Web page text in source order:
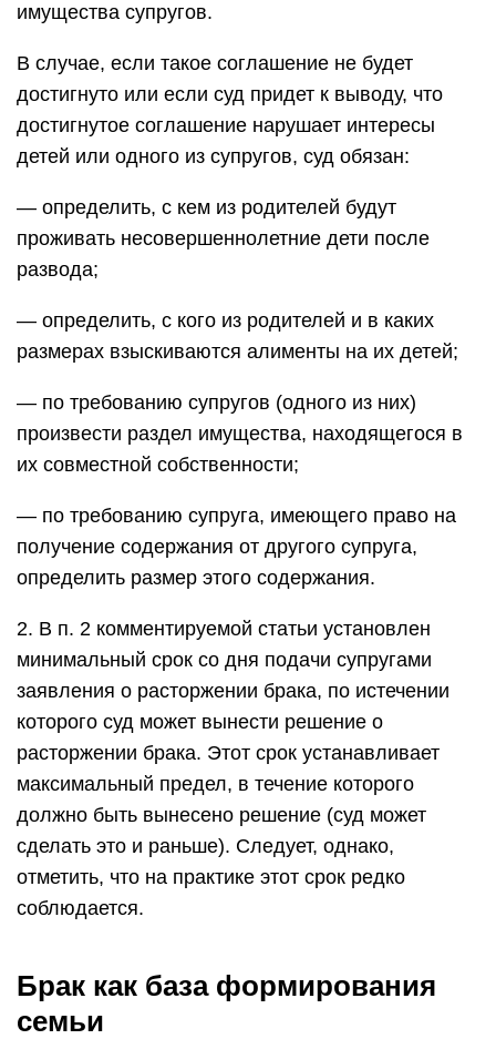
имущества супругов.
В случае, если такое соглашение не будет
достигнуто или если суд придет к выводу, что
достигнутое соглашение нарушает интересы
детей или одного из супругов, суд обязан:
— определить, с кем из родителей будут
проживать несовершеннолетние дети после
развода;
— определить, с кого из родителей и в каких
размерах взыскиваются алименты на их детей;
— по требованию супругов (одного из них)
произвести раздел имущества, находящегося в
их совместной собственности;
— по требованию супруга, имеющего право на
получение содержания от другого супруга,
определить размер этого содержания.
2. В п. 2 комментируемой статьи установлен
минимальный срок со дня подачи супругами
заявления о расторжении брака, по истечении
которого суд может вынести решение о
расторжении брака. Этот срок устанавливает
максимальный предел, в течение которого
должно быть вынесено решение (суд может
сделать это и раньше). Следует, однако,
отметить, что на практике этот срок редко
соблюдается.
Брак как база формирования
семьи